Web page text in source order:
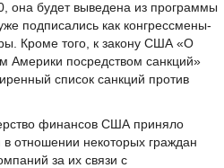
она будет выведена из программы
подписались как конгрессмены-
Кроме того, к закону США «О
Америки посредством санкций»
список санкций против
финансов США приняло
отношении некоторых граждан
за их связи с